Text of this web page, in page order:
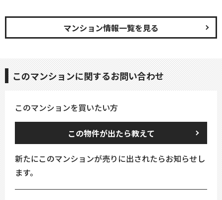
マンション情報一覧を見る
このマンションに関するお問い合わせ
このマンションを買いたい方
この物件が出たら教えて
新たにこのマンションが売りに出されたらお知らせし
ます。